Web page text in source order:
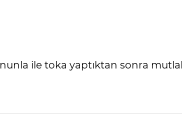
ile toka yaptıktan sonra